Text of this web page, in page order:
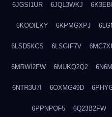
6JGSI1UR 6JQL3WKJ
6KOOILKY 6KPMGXPJ
6LSD5KCS 6LSGIF7V
6MRWI2FW 6MUKQ2Q2
6NTR3U7I 6OXMG49D
6PPNPOF5 6Q23B2FW